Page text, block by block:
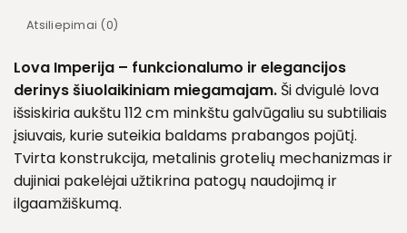
Atsiliepimai (0)
Lova Imperija – funkcionalumo ir elegancijos
derinys šiuolaikiniam miegamajam. Ši dvigulė lova
išsiskiria aukštu 112 cm minkštu galvūgaliu su subtiliais
įsiuvais, kurie suteikia baldams prabangos pojūtį.
Tvirta konstrukcija, metalinis grotelių mechanizmas ir
dujiniai pakelėjai užtikrina patogų naudojimą ir
ilgaamžiškumą.